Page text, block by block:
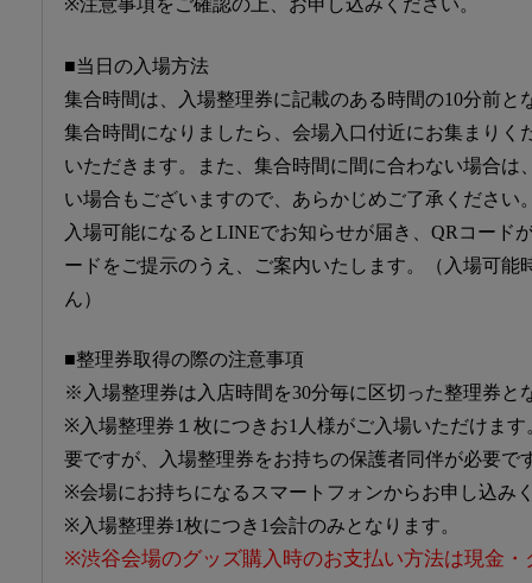
※注意事項をご確認の上、お申し込みください。
■当日の入場方法
集合時間は、入場整理券に記載のある時間の10分前と
集合時間になりましたら、会場入口付近にお集まりく
いただきます。また、集合時間に間に合わない場合は
い場合もございますので、あらかじめご了承ください
入場可能になるとLINEでお知らせが届き、QRコード
ードをご提示のうえ、ご案内いたします。（入場可能
ん）
■整理券取得の際の注意事項
※入場整理券は入店時間を30分毎に区切った整理券と
※入場整理券１枚につきお1人様がご入場いただけま
要ですが、入場整理券をお持ちの保護者同伴が必要で
※会場にお持ちになるスマートフォンからお申し込み
※入場整理券1枚につき1会計のみとなります。
※渋谷会場のグッズ購入時のお支払い方法は現金